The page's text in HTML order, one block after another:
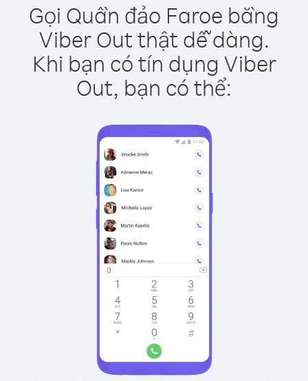
Gọi Quần đảo Faroe bằng
Viber Out thật dễ dàng.
Khi bạn có tín dụng Viber
Out, bạn có thể: